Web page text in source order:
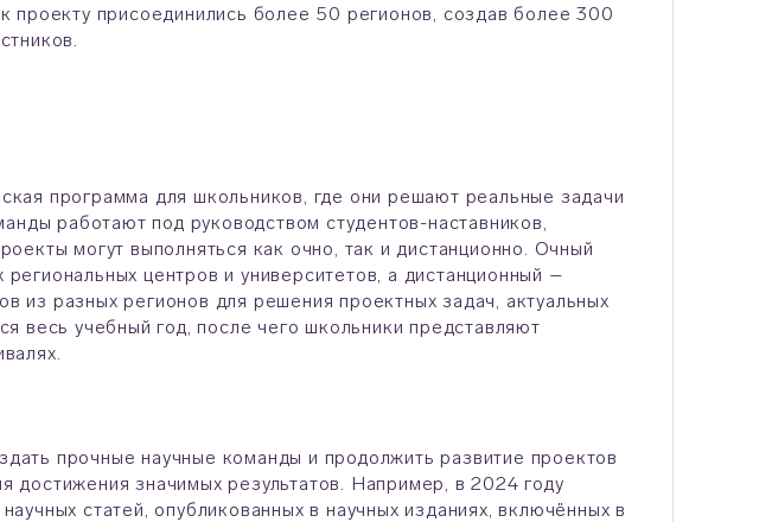
проекту присоединились более 50 регионов, создав более 300
программа для школьников, где они решают реальные задачи
работают под руководством студентов-наставников,
могут выполняться как очно, так и дистанционно. Очный
центров и университетов, а дистанционный –
из разных регионов для решения проектных задач, актуальных
весь учебный год, после чего школьники представляют
прочные научные команды и продолжить развитие проектов
достижения значимых результатов. Например, в 2024 году
статей, опубликованных в научных изданиях, включённых в